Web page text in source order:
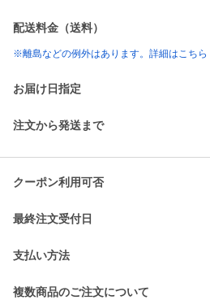
配送料金（送料）
※離島などの例外はあります。詳細はこちら
お届け日指定
注文から発送まで
クーポン利用可否
最終注文受付日
支払い方法
複数商品のご注文について